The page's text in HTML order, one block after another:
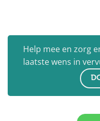
Help mee en zorg
laatste wens in